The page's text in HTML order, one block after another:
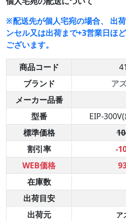
※配送先が個人宅宛の場合、 出
ンセル又は出荷まで+3営業日ほ
ございます。
商品コード
ブランド
ア
メーカー品番
型番
EIP-
標準価格
割引率 -
WEB価格
在庫数
出荷目安
出荷元
ア